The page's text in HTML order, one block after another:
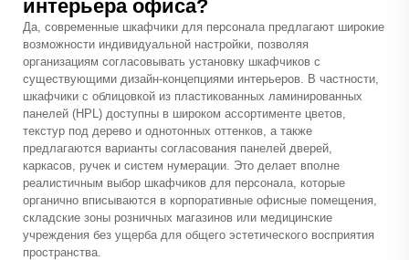
интерьера офиса?
Да, современные шкафчики для персонала предлагают широкие
возможности индивидуальной настройки, позволяя
организациям согласовывать установку шкафчиков с
существующими дизайн-концепциями интерьеров. В частности,
шкафчики с облицовкой из пластикованных ламинированных
панелей (HPL) доступны в широком ассортименте цветов,
текстур под дерево и однотонных оттенков, а также
предлагаются варианты согласования панелей дверей,
каркасов, ручек и систем нумерации. Это делает вполне
реалистичным выбор шкафчиков для персонала, которые
органично вписываются в корпоративные офисные помещения,
складские зоны розничных магазинов или медицинские
учреждения без ущерба для общего эстетического восприятия
пространства.